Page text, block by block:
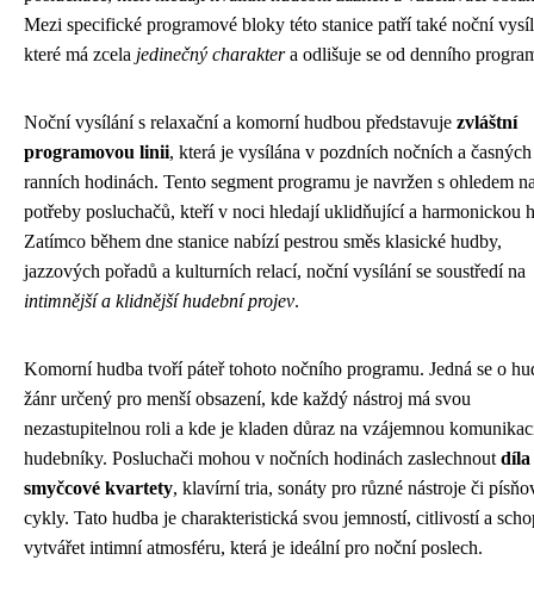
Mezi specifické programové bloky této stanice patří také noční
které má zcela jedinečný charaktera odlišuje se od denního
Noční vysílání s relaxační a komorní hudbou představuje zvláštní
programovou linii, která je vysílána v pozdních nočních a časných
ranních hodinách. Tento segment programu je navržen s ohledem
potřeby posluchačů, kteří v noci hledají uklidňující a harmonickou
Zatímco během dne stanice nabízí pestrou směs klasické hudby,
jazzových pořadů a kulturních relací, noční vysílání se soustředí na
intimnější a klidnější hudební projev.
Komorní hudba tvoří páteř tohoto nočního programu. Jedná se o
žánr určený pro menší obsazení, kde každý nástroj má svou
nezastupitelnou roli a kde je kladen důraz na vzájemnou
hudebníky. Posluchači mohou v nočních hodinách zaslechnout
smyčcové kvartety, klavírní tria, sonáty pro různé nástroje či
cykly. Tato hudba je charakteristická svou jemností, citlivostí a
vytvářet intimní atmosféru, která je ideální pro noční poslech.